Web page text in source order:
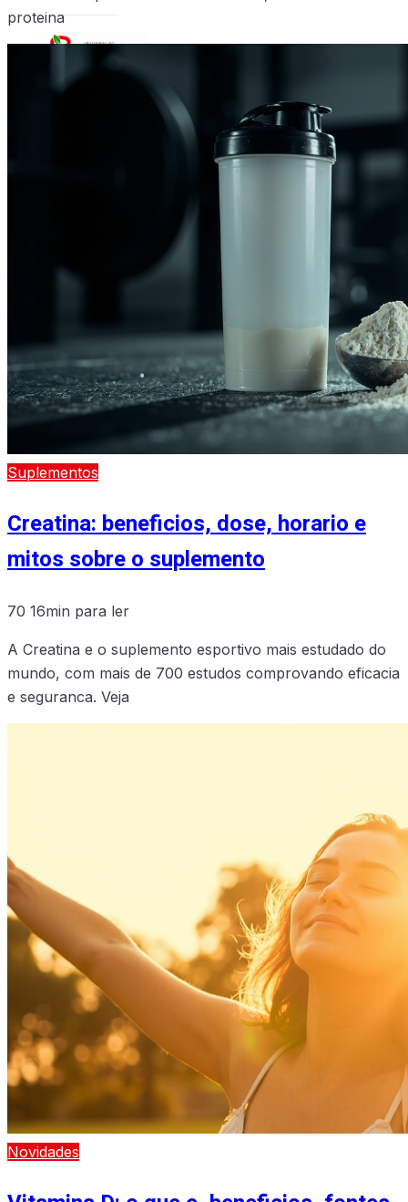
proteina
Suplementos
Creatina: beneficios, dose, horario e
mitos sobre o suplemento
70 16min para ler
A Creatina e o suplemento esportivo mais estudado do
mundo, com mais de 700 estudos comprovando eficacia
e seguranca. Veja
Novidades